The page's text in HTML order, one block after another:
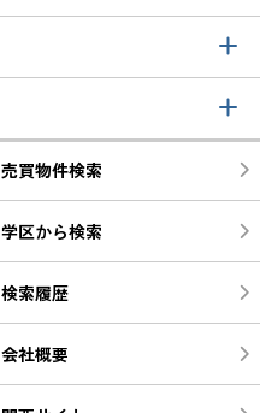
売買物件検索
学区から検索
検索履歴
会社概要